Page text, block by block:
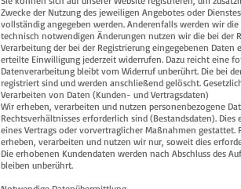
Zwecke der Nutzung des jeweiligen Angebotes oder
vollständig angegeben werden. Anderenfalls werden wir
technisch notwendigen Änderungen nutzen wir die bei der
Verarbeitung der bei der Registrierung eingegebenen
erteilte Einwilligung jederzeit widerrufen. Dazu reicht eine
Datenverarbeitung bleibt vom Widerruf unberührt. Die bei
registriert sind und werden anschließend gelöscht.
Verarbeiten von Daten (Kunden- und Vertragsdaten)
Wir erheben, verarbeiten und nutzen personenbezogene
Rechtsverhältnisses erforderlich sind (Bestandsdaten). Dies
eines Vertrags oder vorvertraglicher Maßnahmen
erheben, verarbeiten und nutzen wir nur, soweit dies
Die erhobenen Kundendaten werden nach Abschluss des
bleiben unberührt.